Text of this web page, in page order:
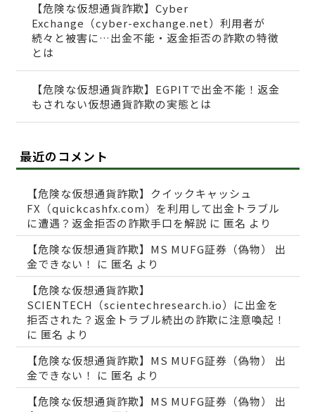
【危険な仮想通貨詐欺】Cyber
Exchange（cyber-exchange.net）利用者が
続々と被害に…出金不能・返金拒否の詐欺の特徴
とは
【危険な仮想通貨詐欺】EGPITで出金不能！返金
もされない仮想通貨詐欺の実態とは
最近のコメント
【危険な仮想通貨詐欺】クイックキャッシュ
FX（quickcashfx.com）を利用して出金トラブル
に遭遇？返金拒否の詐欺手口を解説 に 匿名 より
【危険な仮想通貨詐欺】MS MUFG証券（偽物） 出
金できない！
に 匿名 より
【危険な仮想通貨詐欺】
SCIENTECH（scientechresearch.io）に出金を
拒否された？返金トラブル続出の詐欺に注意喚起！
に 匿名 より
【危険な仮想通貨詐欺】MS MUFG証券（偽物） 出
金できない！
に 匿名 より
【危険な仮想通貨詐欺】MS MUFG証券（偽物） 出